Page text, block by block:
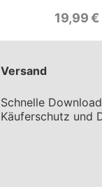
19 99€
Versand
Schnelle
Käuferschutz und